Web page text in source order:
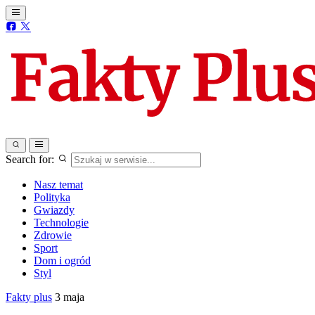
Search for:
Nasz temat
Polityka
Gwiazdy
Technologie
Zdrowie
Sport
Dom i ogród
Styl
Fakty plus 3 maja